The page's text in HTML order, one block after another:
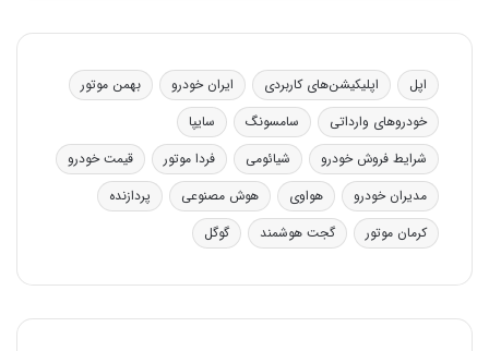
اپل اپلیکیشن‌های کاربردی ایران خودرو
بهمن موتور
خودروهای وارداتی
سامسونگ
سایپا
شرایط فروش خودرو
شیائومی فردا موتور
قیمت خودرو
مدیران خودرو
هواوی هوش مصنوعی
پردازنده
کرمان موتور
گجت هوشمند گوگل